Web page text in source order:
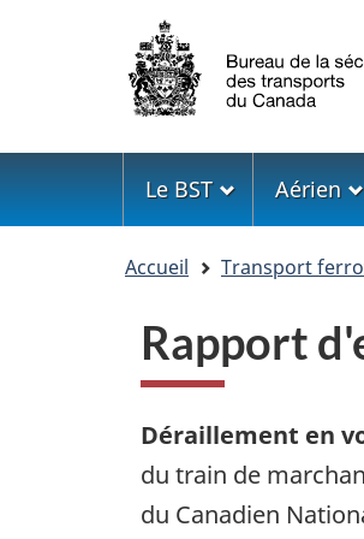
Sélection
de
la
langue
Menu
Le BST Aérien
Accueil Transport
Rapport
Déraillement en
du train de
du Canadien